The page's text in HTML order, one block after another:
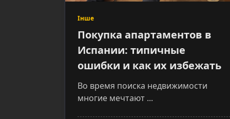
Інше
Покупка апартаментов в
Испании: типичные
ошибки и как их избежать
Во время поиска недвижимости
многие мечтают ...